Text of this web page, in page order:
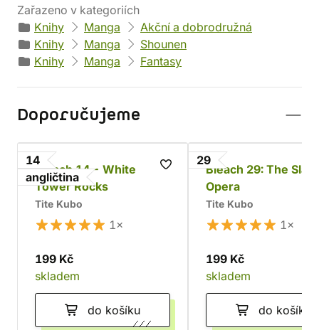
Zařazeno v kategoriích
Knihy
Manga
Akční a dobrodružná
Knihy
Manga
Shounen
Knihy
Manga Fantasy
Doporučujeme
14
angličtina
Bleach 14 - White
Tower Rocks
Tite Kubo
1×
199 Kč
skladem
do košíku
29
Bleach 29: The
Opera
Tite Kubo
1×
199 Kč
skladem
do košíku